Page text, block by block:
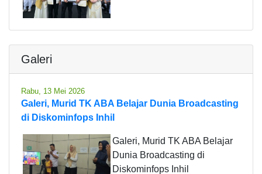
Galeri
Rabu, 13 Mei 2026
Galeri, Murid TK ABA Belajar Dunia Broadcasting
di Diskominfops Inhil
Galeri, Murid TK ABA Belajar
Dunia Broadcasting di
Diskominfops Inhil